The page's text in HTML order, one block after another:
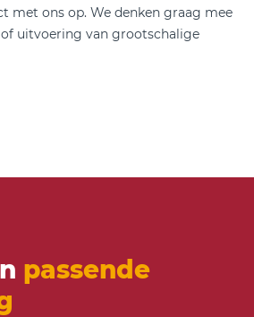
met ons op. We denken graag mee
uitvoering van grootschalige
passende